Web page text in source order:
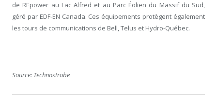
de REpower au Lac Alfred et au Parc Éolien du Massif du Sud,
géré par EDF-EN Canada. Ces équipements protègent également
les tours de communications de Bell, Telus et Hydro-Québec.
Source: Technostrobe